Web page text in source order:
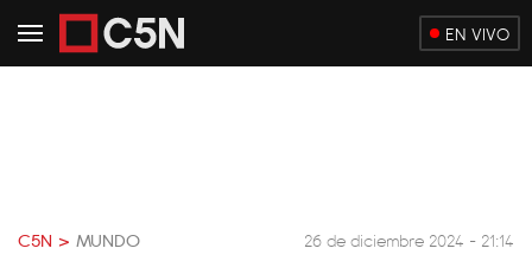
EN VIVO
C5N > MUNDO 26 de diciembre 2024 - 21:14